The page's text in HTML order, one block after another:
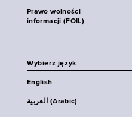
Prawo wolności
informacji (FOIL)
Wybierz język
English
العربية (Arabic)